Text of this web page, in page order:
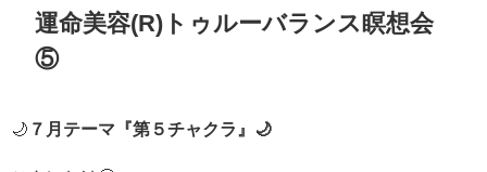
運命美容(R)トゥルーバランス瞑想会
⑤
🌙 ７月テーマ『第５チャクラ』🌙